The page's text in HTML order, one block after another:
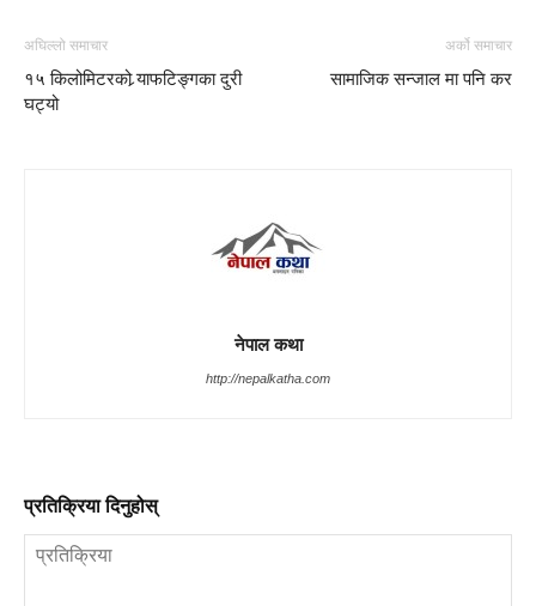
अघिल्लो समाचार
१५ किलोमिटरको र्‍याफटिङ्गका दुरी
घट्यो
अर्को समाचार
सामाजिक सन्जाल मा पनि कर
नेपाल कथा
http://nepalkatha.com
प्रतिक्रिया दिनुहोस्